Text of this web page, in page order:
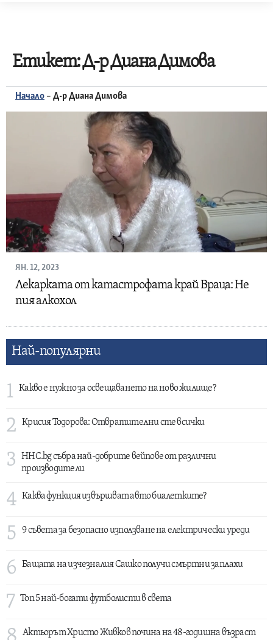
Етикет:Д-р Диана Димова
Начало – Д-р Диана Димова
ЯН. 12, 2023
Лекарката от катастрофата край Враца: Не
пия алкохол
Най-популярни
1 Какво е нужно за освещаването на ново жилище?
2 Крисия Тодорова: Отвратителни сте всички
3
HHC.bg събра най-добрите вейпове от различни
производители
4 Каква функция извършват авто биалетките?
5 9 съвета за безопасно използване на електрически уреди
6 Бащата на изчезналия Сашко получи смъртни заплахи
7 Топ 5 най-богати футболисти в света
Актьорът Христо Живков почина на 48-годишна възраст